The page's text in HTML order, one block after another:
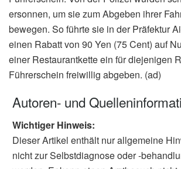
ersonnen, um sie zum Abgeben ihrer
bewegen. So führte sie in der Präfektur
einen Rabatt von 90 Yen (75 Cent) auf
einer Restaurantkette ein für diejenigen
Führerschein freiwillig abgeben. (ad)
Autoren- und
Wichtiger Hinweis:
Dieser Artikel enthält nur allgemeine
nicht zur Selbstdiagnose oder -